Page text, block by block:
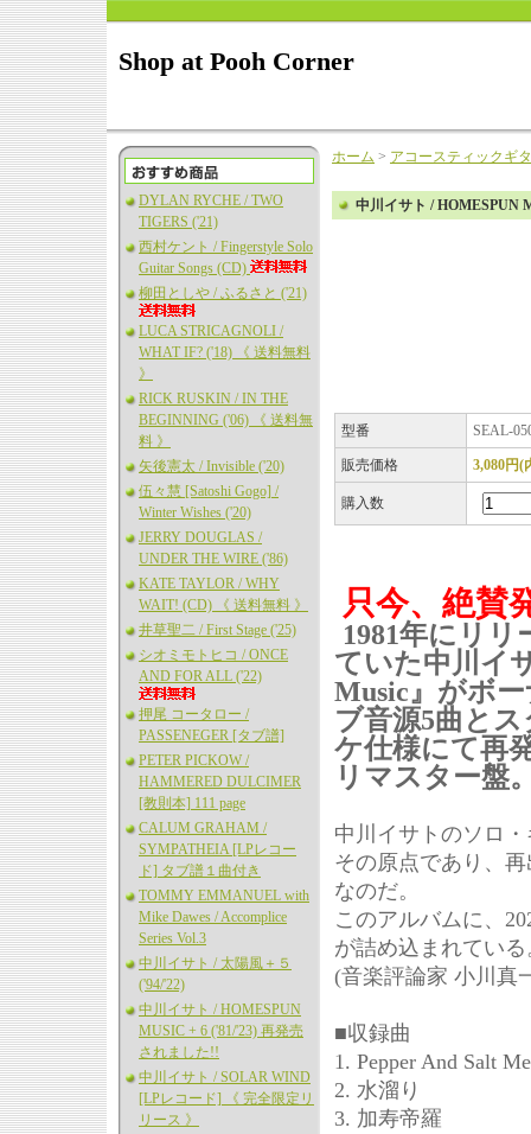
Shop at Pooh Corner
DYLAN RYCHE / TWO
TIGERS ('21)
西村ケント / Fingerstyle Solo
Guitar Songs (CD)
柳田としや / ふるさと ('21)
LUCA STRICAGNOLI /
WHAT IF? ('18) 《 送料無料
》
RICK RUSKIN / IN THE
BEGINNING ('06) 《 送料無
料 》
矢後憲太 / Invisible ('20)
伍々慧 [Satoshi Gogo] /
Winter Wishes ('20)
JERRY DOUGLAS /
UNDER THE WIRE ('86)
KATE TAYLOR / WHY
WAIT! (CD) 《 送料無料 》
井草聖二 / First Stage ('25)
シオミモトヒコ / ONCE
AND FOR ALL ('22)
押尾 コータロー /
PASSENEGER [タブ譜]
PETER PICKOW /
HAMMERED DULCIMER
[教則本] 111 page
CALUM GRAHAM /
SYMPATHEIA [LPレコー
ド] タブ譜１曲付き
TOMMY EMMANUEL with
Mike Dawes / Accomplice
Series Vol.3
中川イサト / 太陽風＋５
('94/'22)
中川イサト / HOMESPUN
MUSIC + 6 ('81/'23) 再発売
されました!!
中川イサト / SOLAR WIND
[LPレコード] 《 完全限定リ
リース 》
ホーム > アコースティックギ
中川イサト / HOMESPUN
型番 SEAL-
販売価格 3,080円(
購入数
只今、絶賛
1981年にリリ
ていた中川イ
Music』がボ
ブ音源5曲と
ケ仕様にて再
リマスター盤
中川イサトのソロ
その原点であり、
なのだ。
このアルバムに、
が詰め込まれている
(音楽評論家 小川真
■収録曲
1. Pepper And Salt
2. 水溜り
3. 加寿帝羅